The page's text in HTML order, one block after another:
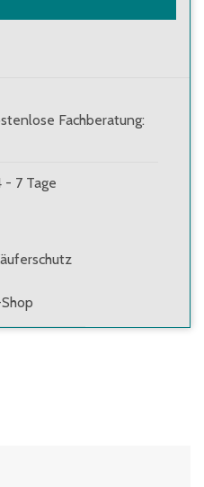
Fachberatung:
- 7 Tage